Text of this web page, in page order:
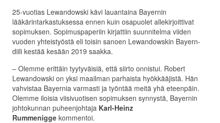
25-vuotias Lewandowski kävi lauantaina Bayernin
lääkärintarkastuksessa ennen kuin osapuolet allekirjoittivat
sopimuksen. Sopimuspaperiin kirjattiin suunnitelma viiden
vuoden yhteistyöstä eli toisin sanoen Lewandowskin Bayern-
diili kestää kesään 2019 saakka.
– Olemme erittäin tyytyväisiä, että siirto onnistui. Robert
Lewandowski on yksi maailman parhaista hyökkääjistä. Hän
vahvistaa Bayernia varmasti ja työntää meitä yhä eteenpäin.
Olemme iloisia viisivuotisen sopimuksen synnystä, Bayernin
johtokunnan puheenjohtaja Karl-Heinz
Rummenigge kommentoi.